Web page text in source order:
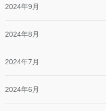
2024年9月
2024年8月
2024年7月
2024年6月